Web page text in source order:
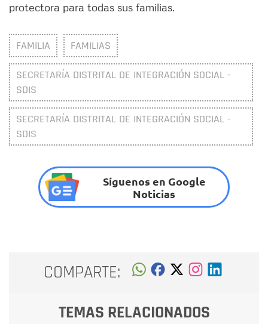
protectora para todas sus familias.
FAMILIA FAMILIAS
SECRETARÍA DISTRITAL DE INTEGRACIÓN SOCIAL -
SDIS
SECRETARÍA DISTRITAL DE INTEGRACIÓN SOCIAL -
SDIS
Síguenos en Google
Noticias
COMPARTE:
TEMAS RELACIONADOS